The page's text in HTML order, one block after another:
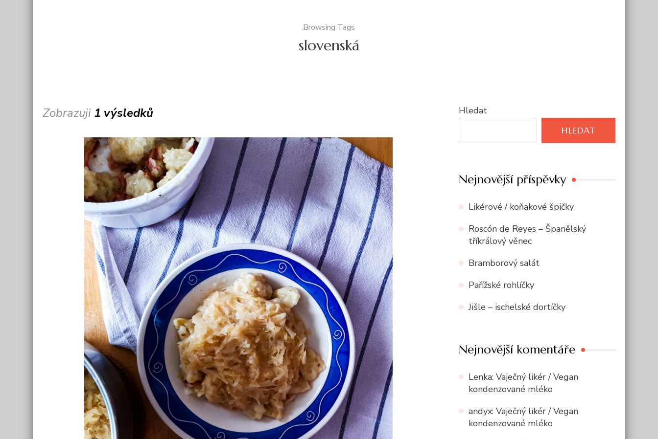
Browsing Tags
slovenská
Zobrazuji 1 výsledků Hledat
HLEDAT
Nejnovější příspěvky
Likérové / koňakové špičky
Roscón de Reyes – Španělský
tříkrálový věnec
Bramborový salát
Pařížské rohlíčky
Jišle – ischelské dortíčky
Nejnovější komentáře
Lenka: Vaječný likér / Vegan
kondenzované mléko
andyx: Vaječný likér / Vegan
kondenzované mléko